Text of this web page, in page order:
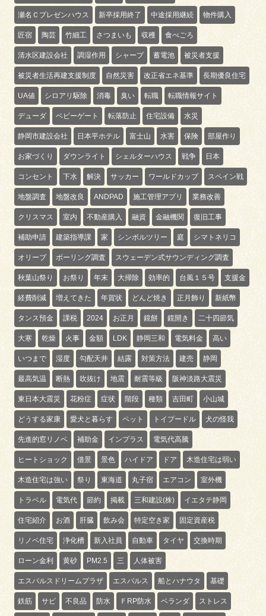
瀬名Ｃプレゼンハウス 新卒採用終了 中途採用継続 物件購入
匠宿 陶芸 竹細工 さつまいも 収穫 食べごろ
清水区建設会社 調湿作用 シャープ 蓄電池 被災者支援
被災者生活再建支援制度 自然災害 改正省エネ基準 長期優良住宅
UA値 シロアリ駆除 消毒 臭い 転職 転職情報サイト
デューダ ベビーゲート 転落防止 住宅設備 水災
静岡市建設会社 日本平ホテル 富士山 水害 保険 部屋作り
お家づくり ダウンライト シェルターハウス 戦争 日本
コンセント 下水 解決 サッカー ワールドカップ スペイン戦
地盤調査 地盤改良 ANDPAD 施工管理アプリ 業務改善
クリスマス 室内 不動産購入 融資 金融機関 復旧工事
補助申請 建築指導課 家 シンボルツリー 庭 シマトネリコ
オリーブ ボーリング調査 スウェーデン式サウンディング調査
秋葉山祭り お祭り 年末 大掃除 効率的 台風１５号 支援金
経費削減 増えてきた 年賀状 どんど焼き 正月飾り 新紙幣
タンス預金 課税 2024 お正月 鏡餅 鏡開き 二十四節気
大寒 乾燥 火事 金額 LDK 静岡三和 電気料金 高い
いつまで 湿度 勾配天井 結露 対策方法 建売 静岡
最高気温 断熱 吹抜け 地震 耐震等級 阪神淡路大震災
東日本大震災 花粉症 症状 階段 種類 吉田町 小山城
どうする家康 愛犬と暮らす ペット トイプードル 犬の怪我
先進的窓リノベ 補助金 インプラス 電気代高騰
ヒートショック 借景 景色 ハイドア ドア 木造住宅は弱い
木造住宅は強い 祭り 東海道 丸子宿 エアコン 室外機
トラベル 電気代 節約 掲載 三和建設(株) イエタテ静岡
住宅紹介 お酒 肝臓 飲み会 特定空き家 固定資産税
リノベ住宅 浄化槽 新入社員 自動車 タイヤ 交換時期
ローン金利 黄砂 PM2.5 三 人体被害
エスパルスドリームプラザ エスパルス 船とハナウタ 基礎
鉄筋 サビ 不良品 防水 ＦRP防水 ベランダ ストレス